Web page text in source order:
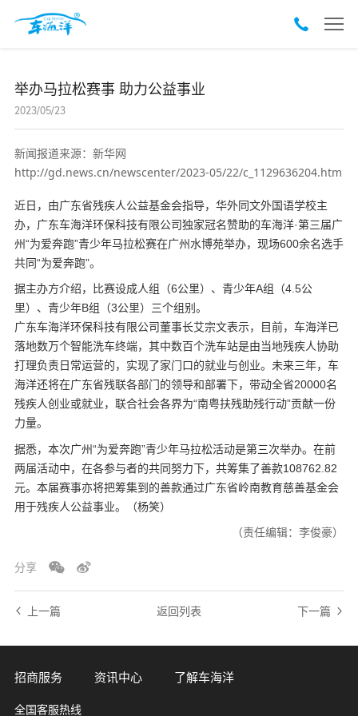
举办马拉松赛事 助力公益事业
2023/05/23
新闻报道来源：新华网
http://gd.news.cn/newscenter/2023-05/22/c_1129636204.htm
近日，由广东省残疾人公益基金会指导，华外同文外国语学校主
办，广东车海洋环保科技有限公司独家冠名赞助的车海洋·第三届广
州“为爱奔跑”青少年马拉松赛在广州水博苑举办，现场600余名选手
共同“为爱奔跑”。
据主办方介绍，比赛设成人组（6公里）、青少年A组（4.5公
里）、青少年B组（3公里）三个组别。
广东车海洋环保科技有限公司董事长艾宗文表示，目前，车海洋已
落地数万个智能洗车终端，其中数百个洗车站是由当地残疾人协助
打理负责日常运营的，实现了家门口的就业与创业。未来三年，车
海洋还将在广东省残联各部门的领导和部署下，带动全省20000名
残疾人创业或就业，联合社会各界为“南粤扶残助残行动”贡献一份
力量。
据悉，本次广州“为爱奔跑”青少年马拉松活动是第三次举办。在前
两届活动中，在各参与者的共同努力下，共筹集了善款108762.82
元。本届赛事亦将把筹集到的善款通过广东省岭南教育慈善基金会
用于残疾人公益事业。（杨笑）
（责任编辑：李俊豪）
分享
上一篇 返回列表 下一篇
招商服务 资讯中心 了解车海洋
全国客服热线